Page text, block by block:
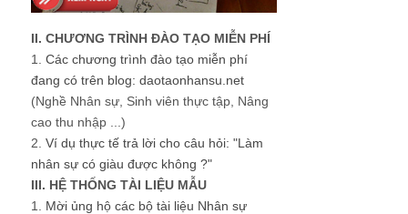
II. CHƯƠNG TRÌNH ĐÀO TẠO MIỄN PHÍ
1. Các chương trình đào tạo miễn phí
đang có trên blog: daotaonhansu.net
(Nghề Nhân sự, Sinh viên thực tập, Nâng
cao thu nhập ...)
2. Ví dụ thực tế trả lời cho câu hỏi: "Làm
nhân sự có giàu được không ?"
III. HỆ THỐNG TÀI LIỆU MẪU
1. Mời ủng hộ các bộ tài liệu Nhân sự